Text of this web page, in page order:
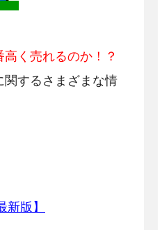
く売れるのか！？
関するさまざまな情
版】